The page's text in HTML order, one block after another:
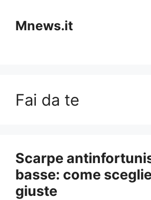
contenuto
Mnews.it
Fai da te
Scarpe
basse: come
giuste